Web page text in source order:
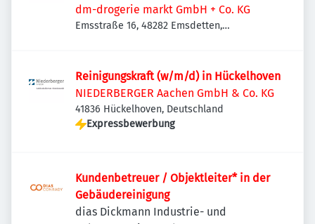
dm-drogerie markt GmbH + Co. KG
Emsstraße 16, 48282 Emsdetten,
Reinigungskraft (w/m/d) in Hückelhoven
NIEDERBERGER Aachen GmbH & Co. KG
41836 Hückelhoven, Deutschland
Expressbewerbung
Kundenbetreuer / Objektleiter* in der
Gebäudereinigung
dias Dickmann Industrie- und